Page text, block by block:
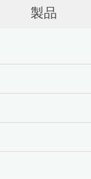
製品